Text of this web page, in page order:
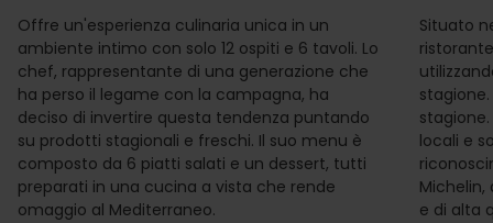
Offre un'esperienza culinaria unica in un
ambiente intimo con solo 12 ospiti e 6 tavoli. Lo
chef, rappresentante di una generazione che
ha perso il legame con la campagna, ha
deciso di invertire questa tendenza puntando
su prodotti stagionali e freschi. Il suo menu è
composto da 6 piatti salati e un dessert, tutti
preparati in una cucina a vista che rende
omaggio al Mediterraneo.
Situato
locali e
e di alta